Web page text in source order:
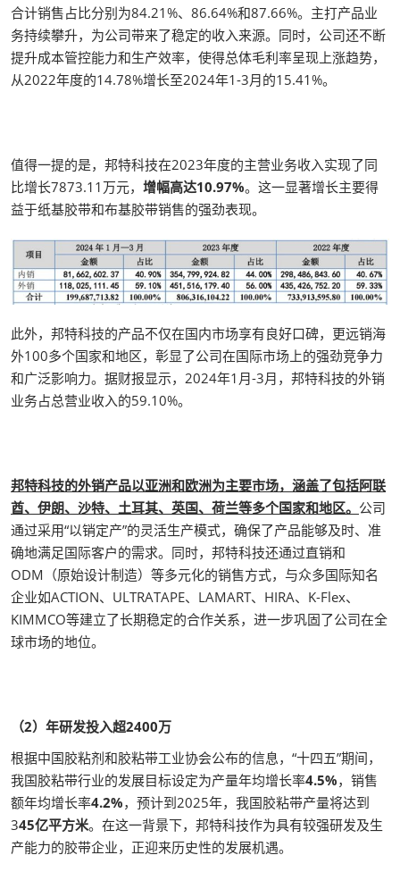
合计销售占比分别为84.21%、86.64%和87.66%。主打产品业
务持续攀升，为公司带来了稳定的收入来源。同时，公司还不断
提升成本管控能力和生产效率，使得总体毛利率呈现上涨趋势，
从2022年度的14.78%增长至2024年1-3月的15.41%。
值得一提的是，邦特科技在2023年度的主营业务收入实现了同
比增长7873.11万元， 增幅高达10.97%。这一显著增长主要得
益于纸基胶带和布基胶带销售的强劲表现。
此外，邦特科技的产品不仅在国内市场享有良好口碑，更远销海
外100多个国家和地区，彰显了公司在国际市场上的强劲竞争力
和广泛影响力。据财报显示，2024年1月-3月，邦特科技的外销
业务占总营业收入的59.10%。
邦特科技的外销产品以亚洲和欧洲为主要市场，涵盖了包括阿联
酋、伊朗、沙特、土耳其、英国、荷兰等多个国家和地区。 公司
通过采用“以销定产”的灵活生产模式，确保了产品能够及时、准
确地满足国际客户的需求。同时，邦特科技还通过直销和
ODM（原始设计制造）等多元化的销售方式，与众多国际知名
企业如ACTION、ULTRATAPE、LAMART、HIRA、K-Flex、
KIMMCO等建立了长期稳定的合作关系，进一步巩固了公司在全
球市场的地位。
（2）年研发投入超2400万
根据中国胶粘剂和胶粘带工业协会公布的信息，“十四五”期间，
我国胶粘带行业的发展目标设定为产量年均增长率4.5%，销售
额年均增长率4.2%，预计到2025年，我国胶粘带产量将达到
345亿平方米。在这一背景下，邦特科技作为具有较强研发及生
产能力的胶带企业，正迎来历史性的发展机遇。